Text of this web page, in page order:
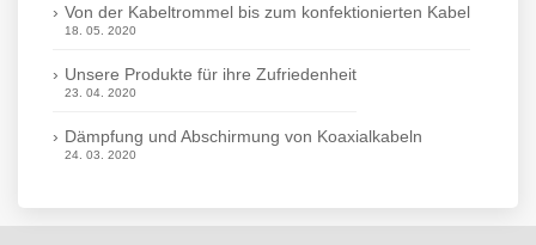
Von der Kabeltrommel bis zum konfektionierten Kabel
18. 05. 2020
Unsere Produkte für ihre Zufriedenheit
23. 04. 2020
Dämpfung und Abschirmung von Koaxialkabeln
24. 03. 2020